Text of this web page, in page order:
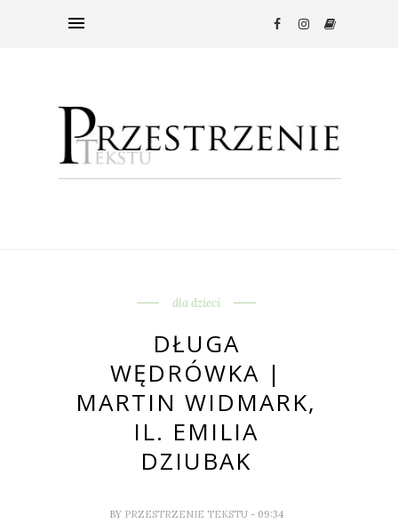
dla dzieci
DŁUGA
WĘDRÓWKA |
MARTIN WIDMARK,
IL. EMILIA
DZIUBAK
BY PRZESTRZENIE TEKSTU - 09:34